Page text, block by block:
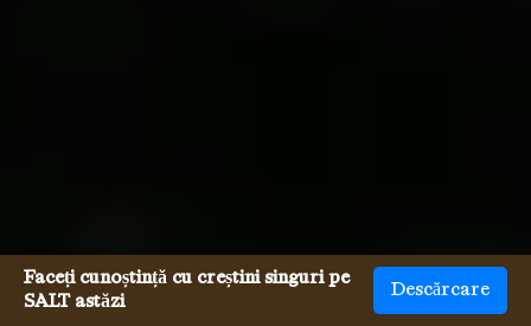
Faceți cunoștință cu creștini singuri pe
SALT astăzi
Descărcare